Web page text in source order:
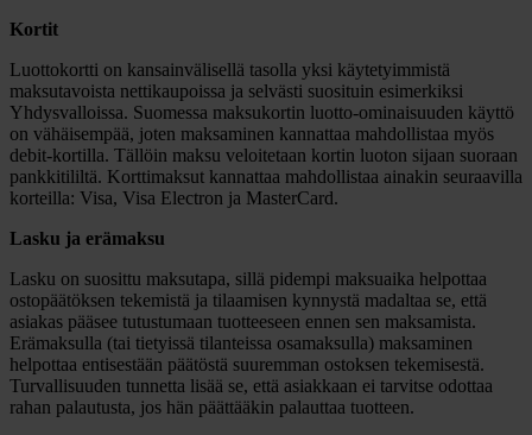
Kortit
Luottokortti on kansainvälisellä tasolla yksi käytetyimmistä
maksutavoista nettikaupoissa ja selvästi suosituin esimerkiksi
Yhdysvalloissa. Suomessa maksukortin luotto-ominaisuuden käyttö
on vähäisempää, joten maksaminen kannattaa mahdollistaa myös
debit-kortilla. Tällöin maksu veloitetaan kortin luoton sijaan suoraan
pankkitililtä. Korttimaksut kannattaa mahdollistaa ainakin seuraavilla
korteilla: Visa, Visa Electron ja MasterCard.
Lasku ja erämaksu
Lasku on suosittu maksutapa, sillä pidempi maksuaika helpottaa
ostopäätöksen tekemistä ja tilaamisen kynnystä madaltaa se, että
asiakas pääsee tutustumaan tuotteeseen ennen sen maksamista.
Erämaksulla (tai tietyissä tilanteissa osamaksulla) maksaminen
helpottaa entisestään päätöstä suuremman ostoksen tekemisestä.
Turvallisuuden tunnetta lisää se, että asiakkaan ei tarvitse odottaa
rahan palautusta, jos hän päättääkin palauttaa tuotteen.